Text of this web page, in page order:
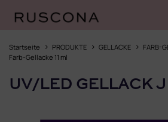
Inhalt
springen
Startseite PRODUKTE GELLACKE
FARB-
Farb-Gellacke 11 ml
UV/LED GELLACK